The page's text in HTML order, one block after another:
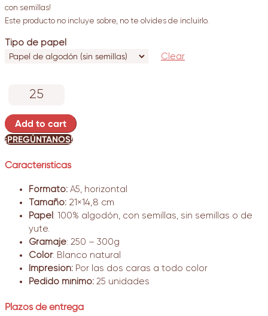
con semillas!
Este producto no incluye sobre, no te olvides de incluirlo.
Tipo de papel
Clear
Bosco
Add to cart
¡PREGÚNTANOS!
Características
Formato: A5, horizontal
Tamaño: 21×14,8 cm
Papel : 100% algodón, con semillas, sin semillas o de
yute.
Gramaje: 250 – 300g
Color: Blanco natural
Impresión: Por las dos caras a todo color
Pedido mínimo: 25 unidades
Plazos de entrega